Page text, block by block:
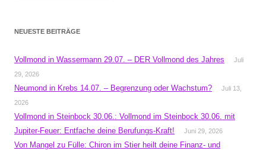
NEUESTE BEITRÄGE
Vollmond in Wassermann 29.07. – DER Vollmond des Jahres
Juli
29, 2026
Neumond in Krebs 14.07. – Begrenzung oder Wachstum?
Juli 13,
2026
Vollmond in Steinbock 30.06.: Vollmond im Steinbock 30.06. mit
Jupiter-Feuer: Entfache deine Berufungs-Kraft!
Juni 29, 2026
Von Mangel zu Fülle: Chiron im Stier heilt deine Finanz- und